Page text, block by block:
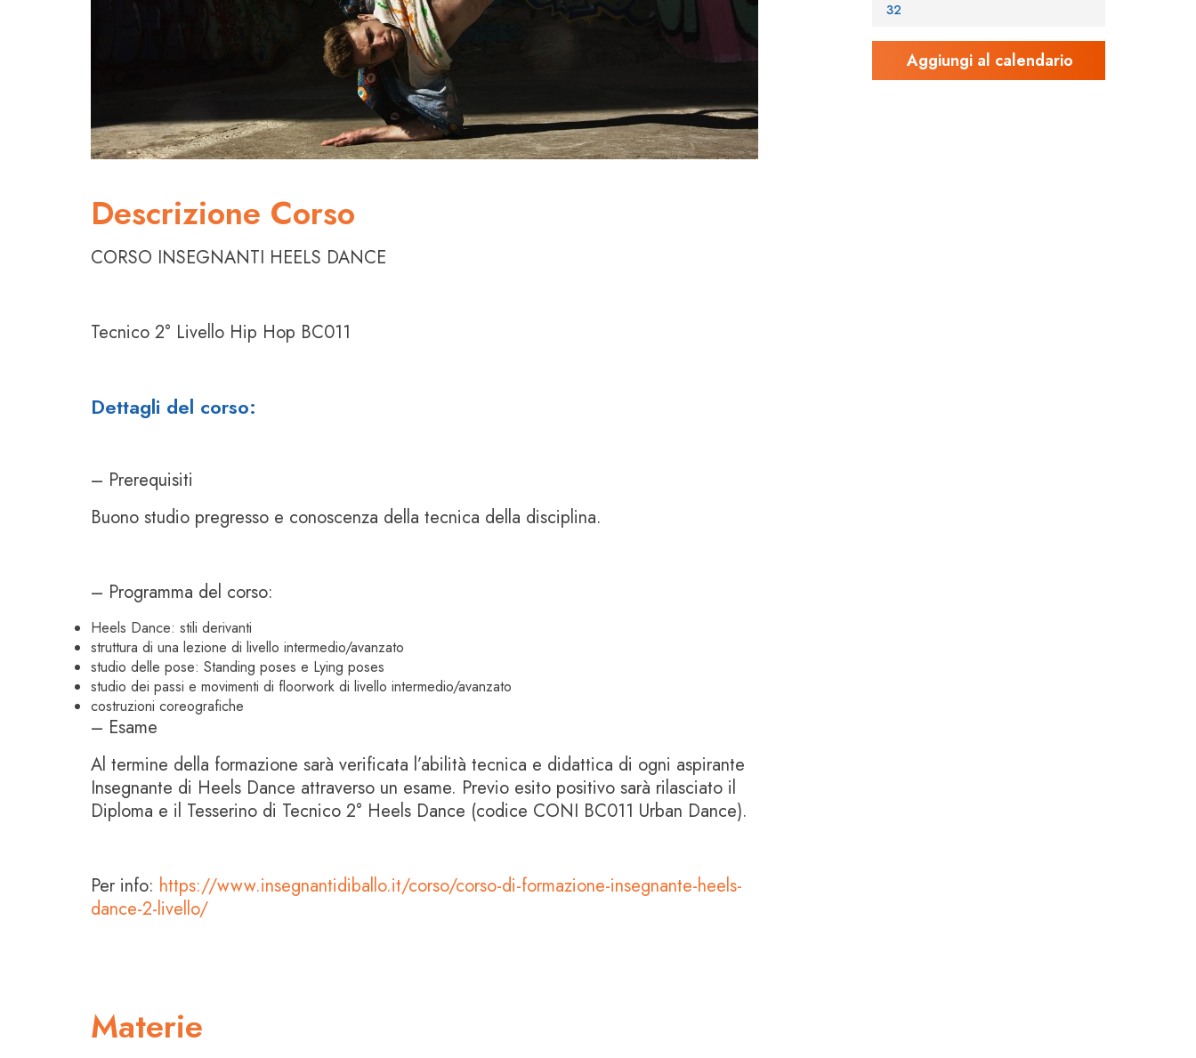
Descrizione Corso
CORSO INSEGNANTI HEELS DANCE
Tecnico 2° Livello Hip Hop BC011
Dettagli del corso:
– Prerequisiti
Buono studio pregresso e conoscenza della tecnica della disciplina.
– Programma del corso:
Heels Dance: stili derivanti
struttura di una lezione di livello intermedio/avanzato
studio delle pose: Standing poses e Lying poses
studio dei passi e movimenti di floorwork di livello intermedio/avanzato
costruzioni coreografiche
– Esame
Al termine della formazione sarà verificata l’abilità tecnica e didattica di ogni aspirante
Insegnante di Heels Dance attraverso un esame. Previo esito positivo sarà rilasciato il
Diploma e il Tesserino di Tecnico 2° Heels Dance (codice CONI BC011 Urban Dance).
Per info: https://www.insegnantidiballo.it/corso/corso-di-formazione-insegnante-heels-
dance-2-livello/
Materie
32